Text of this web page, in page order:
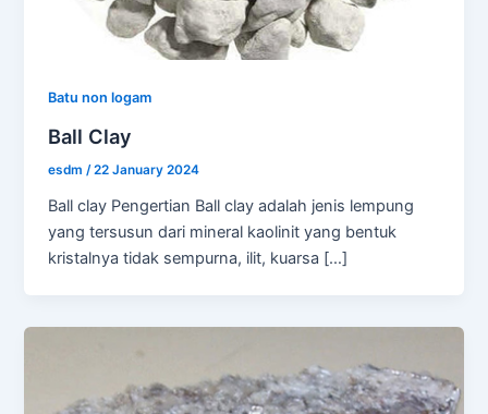
Batu non logam
Ball Clay
esdm/22 January 2024
Ball clay Pengertian Ball clay adalah jenis lempung
yang tersusun dari mineral kaolinit yang bentuk
kristalnya tidak sempurna, ilit, kuarsa […]